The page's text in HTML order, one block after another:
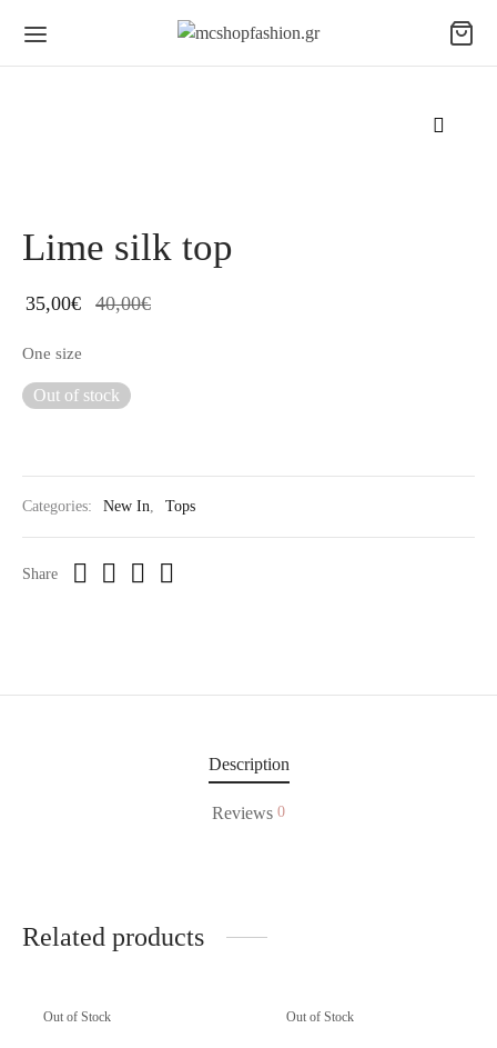
Lime silk top
35,00€ 40,00€
One size
Out of stock
Categories: New In Tops
Share
Description
Reviews 0
Related products
Out of Stock Out of Stock